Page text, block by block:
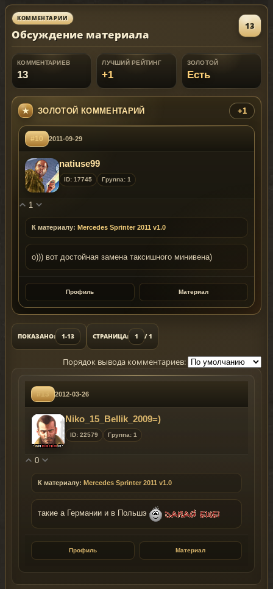
Edit "vehicles.meta" using notepad search for
"surano" modelName scroll down until u find
"flags" add this line "FLAG_HAS_LIVERY and
save. Import it back to its location
"update\update.rpf\common\data\levels\gta5\".
КОММЕНТАРИИ
Обсуждение материала
13
КОММЕНТАРИЕВ
13
ЛУЧШИЙ РЕЙТИНГ
+1
ЗОЛОТОЙ
Есть
ЗОЛОТОЙ КОММЕНТАРИЙ +1
#10 2011-09-29
natiuse99
ID: 17745 Группа: 1
1
К материалу: Mercedes Sprinter 2011 v1.0
о))) вот достойная замена таксишного минивена)
Профиль Материал
ПОКАЗАНО: 1-13 СТРАНИЦА: 1 / 1
Порядок вывода комментариев:
#13 2012-03-26
Niko_15_Bellik_2009=)
ID: 22579 Группа: 1
0
К материалу: Mercedes Sprinter 2011 v1.0
такие а Германии и в Польшэ
Профиль Материал